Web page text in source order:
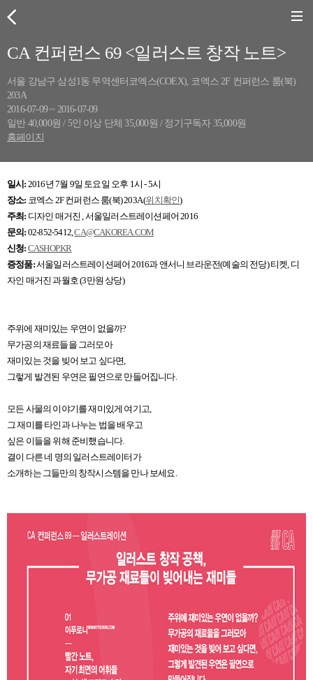
CA 컨퍼런스 69 <일러스트 창작 노트>
서울 강남구 삼성1동 무역센터코엑스(COEX), 코엑스 2F 컨퍼런스 룸(북)
203A
2016-07-09 ~ 2016-07-09
일반 40,000원 / 5인 이상 단체 35,000원 / 정기구독자 35,000원
홈페이지
일시: 2016년 7월 9일 토요일 오후 1시 - 5시
장소: 코엑스 2F 컨퍼런스 룸(북) 203A (위치확인)
주최: 디자인 매거진, 서울일러스트레이션페어 2016
문의: 02-852-5412,CA@CAKOREA.COM
신청: CASHOP.KR
증정품:서울일러스트레이션페어 2016과 앤서니 브라운전(예술의 전당) 티켓, 디
자인 매거진과월호 (3만원 상당)
주위에 재미있는 우연이 없을까?
무가공의 재료들을 그러모아
재미있는 것을 빚어 보고 싶다면,
그렇게 발견된 우연은 필연으로 만들어집니다.
모든 사물의 이야기를 재미있게 여기고,
그 재미를 타인과 나누는 법을 배우고
싶은 이들을 위해 준비했습니다.
결이 다른 네 명의 일러스트레이터가
소개하는 그들만의 창작시스템을 만나 보세요.